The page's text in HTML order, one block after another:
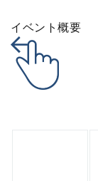
イベント概要